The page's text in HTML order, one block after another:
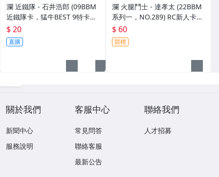
瀾 近鐵隊 - 石井浩郎 (09BBM
近鐵隊卡，猛牛BEST 9特卡，
NO.B3) 狼主
$ 20
直購
瀾 火腿鬥士 - 達孝太 (22BBM
系列一，NO.289) RC新人卡
亮面卡
$ 60
競標
關於我們
新聞中心
服務說明
客服中心
常見問答
聯絡客服
最新公告
聯絡我們
人才招募